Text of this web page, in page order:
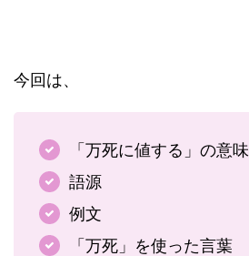
今回は、
「万死に値する」の意味
語源
例文
「万死」を使った言葉